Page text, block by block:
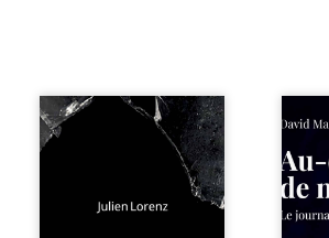
Vingt années
d’écriture, de
blessures,
d’émotions et de
pensées se
rencontrent dans
Né